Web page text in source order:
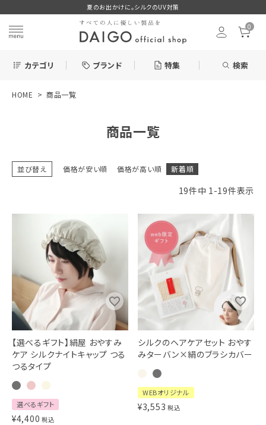
夏のお出かけに。シルクのUV対策
0
カテゴリ ブランド 特集 検索
新着＆再入荷商品
カテゴリーから探す
ギフトを探す
ブランドから探す
特集
お問い合わせ
HOME 商品一覧
商品一覧
並び替え 価格が安い順 価格が高い順 新着順
19件中 1-19件表示
【選べるギフト】絹屋 おやすみ
ケア シルクナイトキャップ つる
つるタイプ
選べるギフト
¥4,400 税込
シルクのヘアケアセット おやす
みターバン×絹のブラシカバー
WEBオリジナル
¥3,553 税込